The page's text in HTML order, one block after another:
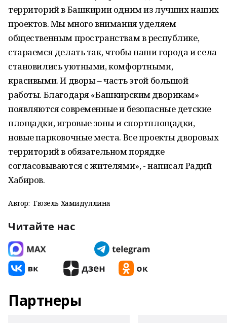
территорий в Башкирии одним из лучших наших
проектов. Мы много внимания уделяем
общественным пространствам в республике,
стараемся делать так, чтобы наши города и села
становились уютными, комфортными,
красивыми. И дворы – часть этой большой
работы. Благодаря «Башкирским дворикам»
появляются современные и безопасные детские
площадки, игровые зоны и спортплощадки,
новые парковочные места. Все проекты дворовых
территорий в обязательном порядке
согласовываются с жителями», - написал Радий
Хабиров.
Автор: Гюзель Хамидуллина
Читайте нас
Партнеры